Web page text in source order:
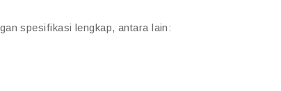
spesifikasi lengkap, antara lain: